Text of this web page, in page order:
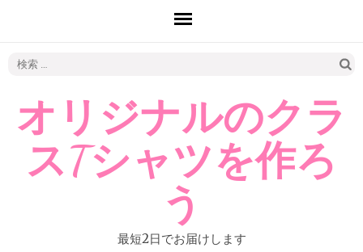
オリジナルのクラ
スTシャツを作ろ
う
最短2日でお届けします